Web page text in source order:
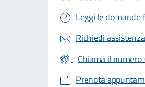
Leggi le domande
Richiedi assistenza
Chiama il
Prenota